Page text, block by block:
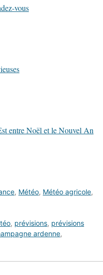
vous
entre Noël et le Nouvel An
, Météo, Météo agricole,
, prévisions, prévisions
ardenne,